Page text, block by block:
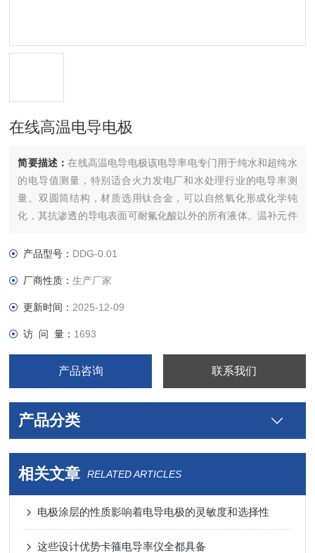
在线高温电导电极
简要描述：在线高温电导电极该电导率电专门用于纯水和超纯水
的电导值测量，特别适合火力发电厂和水处理行业的电导率测
量。双圆筒结构，材质选用钛合金，可以自然氧化形成化学钝
化，其抗渗透的导电表面可耐氟化酸以外的所有液体。温补元件
户。
产品型号： DDG-0.01
厂商性质：生产厂家
更新时间： 2025-12-09
访 问 量： 1693
产品咨询 联系我们
产品分类
相关文章 RELATED ARTICLES
电极涂层的性质影响着电导电极的灵敏度和选择性
这些设计优势卡箍电导率仪全都具备